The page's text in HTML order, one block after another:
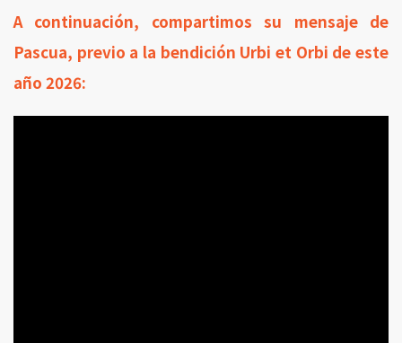
A continuación, compartimos su mensaje de
Pascua, previo a la bendición Urbi et Orbi de este
año 2026: